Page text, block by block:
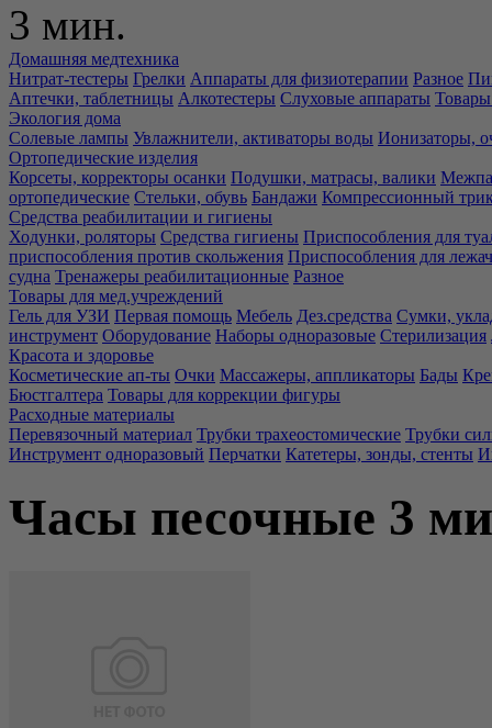
3 мин.
Домашняя медтехника
Нитрат-тестеры Грелки Аппараты для физиотерапии Разное
Аптечки, таблетницы Алкотестеры Слуховые аппараты Товары
Экология дома
Солевые лампы Увлажнители, активаторы воды Ионизаторы,
Ортопедические изделия
Корсеты, корректоры осанки Подушки, матрасы, валики
ортопедические Стельки, обувь Бандажи Компрессионный
Средства реабилитации и гигиены
Ходунки, роляторы Средства гигиены Приспособления для
приспособления против скольжения Приспособления для
судна Тренажеры реабилитационные Разное
Товары для мед.учреждений
Гель для УЗИ Первая помощь Мебель Дез.средства Сумки,
инструмент Оборудование Наборы одноразовые Стерилизация
Красота и здоровье
Косметические ап-ты Очки Массажеры, аппликаторы Бады
Бюстгалтера Товары для коррекции фигуры
Расходные материалы
Перевязочный материал Трубки трахеостомические Трубки
Инструмент одноразовый Перчатки Катетеры, зонды, стенты
Часы песочные 3